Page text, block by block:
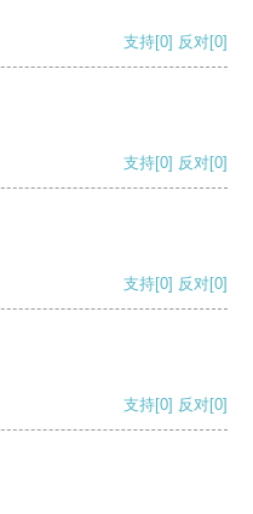
支持[0] 反对[0]
支持[0] 反对[0]
支持[0] 反对[0]
支持[0] 反对[0]